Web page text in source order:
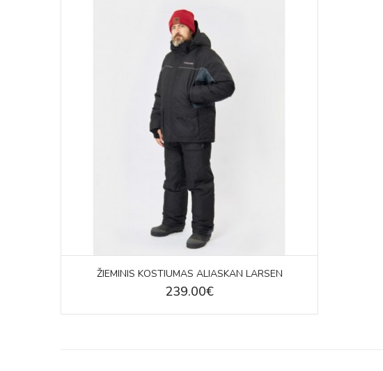
ŽIEMINIS KOSTIUMAS ALIASKAN LARSEN
239.00€